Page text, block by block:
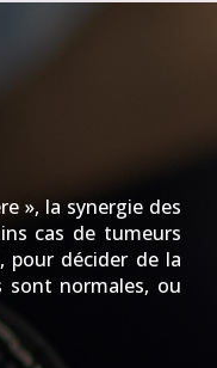
», la synergie des
cas de tumeurs
pour décider de la
sont normales, ou